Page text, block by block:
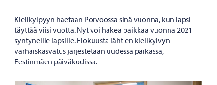
Kielikylpyyn haetaan Porvoossa sinä vuonna, kun lapsi
täyttää viisi vuotta. Nyt voi hakea paikkaa vuonna 2021
syntyneille lapsille. Elokuusta lähtien kielikylvyn
varhaiskasvatus järjestetään uudessa paikassa,
Eestinmäen päiväkodissa.